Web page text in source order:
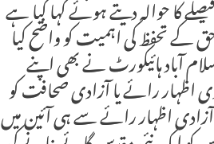
حوالہ دیتے ہوئے کہا گیا ہے
کے تحفظ کی اہمیت کو واضح کیا
آزادی کا ایک ستون قرار دیا ہے 3 نومبر 2020 کو اسلام آباد ہائیکورٹ نے بھی اپنے
اظہار رائے یا آزادی صحافت کو
اظہار رائے سے ہی آئین میں